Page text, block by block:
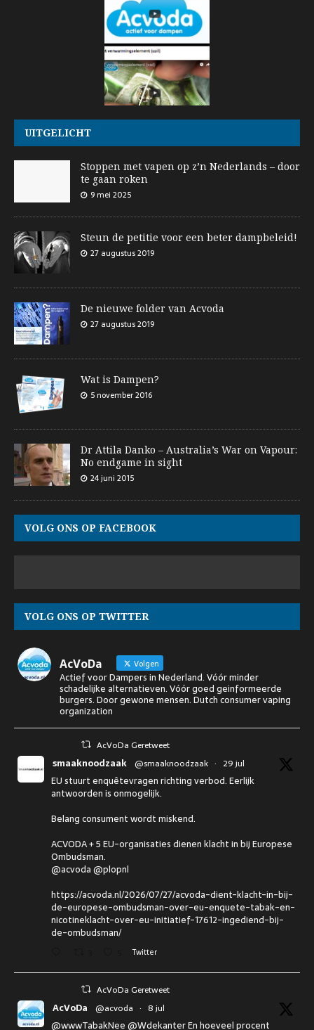
UITGELICHT
Stoppen met vapen op z’n Nederlands – door
te gaan roken
9 mei 2025
Steun de petitie voor een beter dampbeleid!
27 augustus 2019
De nieuwe folder van Acvoda
27 augustus 2019
Wat is Dampen?
5 november 2016
Dr Attila Danko – Australia’s War on Vapour:
No endgame in sight
24 juni 2015
VOLG ONS OP FACEBOOK
VOLG ONS OP TWITTER
AcVoDa Volgen
Actief voor Dampers in Nederland. Vóór minder
schadelijke alternatieven. Vóór goed geinformeerde
burgers. Door gewone mensen. Dutch consumer vaping
organization
AcVoDa Geretweet
smaaknoodzaak @smaaknoodzaak · 29 jul
EU stuurt enquêtevragen richting verbod. Eerlijk
antwoorden is onmogelijk.
Belang consument wordt miskend.
ACVODA + 5 EU-organisaties dienen klacht in bij Europese
Ombudsman.
@acvoda @plopnl
https://acvoda.nl/2026/07/27/acvoda-dient-klacht-in-bij-
de-europese-ombudsman-over-eu-enquete-tabak-en-
nicotineklacht-over-eu-initiatief-17612-ingediend-bij-
de-ombudsman/
Twitter
AcVoDa Geretweet
AcVoDa @acvoda · 8 jul
@wwwTabakNee @Wdekanter En hoeveel procent